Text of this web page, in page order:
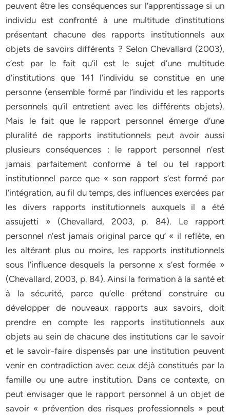
peuvent être les conséquences sur l’apprentissage si un
individu est confronté à une multitude d’institutions
présentant chacune des rapports institutionnels aux
objets de savoirs différents ? Selon Chevallard (2003),
c’est par le fait qu’il est le sujet d’une multitude
d’institutions que 141 l’individu se constitue en une
personne (ensemble formé par l’individu et les rapports
personnels qu’il entretient avec les différents objets).
Mais le fait que le rapport personnel émerge d’une
pluralité de rapports institutionnels peut avoir aussi
plusieurs conséquences : le rapport personnel n’est
jamais parfaitement conforme à tel ou tel rapport
institutionnel parce que « son rapport s’est formé par
l’intégration, au fil du temps, des influences exercées par
les divers rapports institutionnels auxquels il a été
assujetti » (Chevallard, 2003, p. 84). Le rapport
personnel n’est jamais original parce qu’ « il reflète, en
les altérant plus ou moins, les rapports institutionnels
sous l’influence desquels la personne x s’est formée »
(Chevallard, 2003, p. 84). Ainsi la formation à la santé et
à la sécurité, parce qu’elle prétend construire ou
développer de nouveaux rapports aux savoirs, doit
prendre en compte les rapports institutionnels aux
objets au sein de chacune des institutions car le savoir
et le savoir-faire dispensés par une institution peuvent
venir en contradiction avec ceux déjà constitués par la
famille ou une autre institution. Dans ce contexte, on
peut envisager que le rapport personnel à un objet de
savoir « prévention des risques professionnels » peut